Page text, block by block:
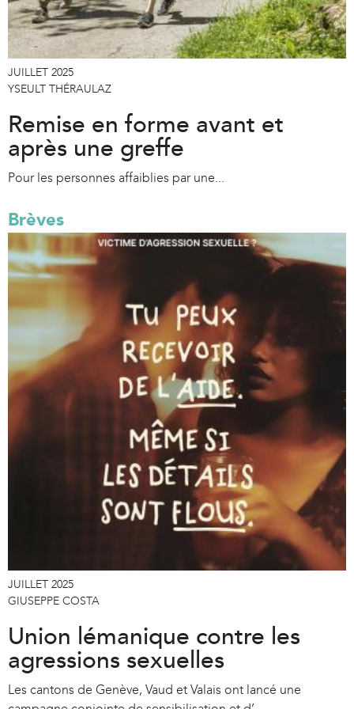
JUILLET 2025
YSEULT THÉRAULAZ
Remise en forme avant et
après une greffe
Pour les personnes affaiblies par une...
Brèves
JUILLET 2025
GIUSEPPE COSTA
Union lémanique contre les
agressions sexuelles
Les cantons de Genève, Vaud et Valais ont lancé une